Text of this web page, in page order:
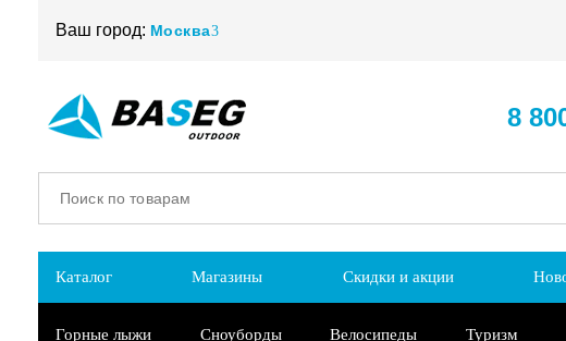
Ваш город: Москва
8
Каталог Магазины Скидки и акции
Горные лыжи Сноуборды Велосипеды Туризм